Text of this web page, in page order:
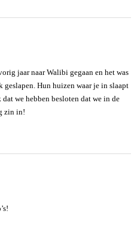
jaar naar Walibi gegaan en het was
Hun huizen waar je in slaapt
we hebben besloten dat we in de
zin in!